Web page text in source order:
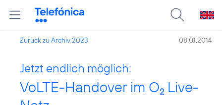
Zurück zu Archiv 2023 08.01.2014
Jetzt endlich möglich:
VoLTE-Handover im O2 Live-